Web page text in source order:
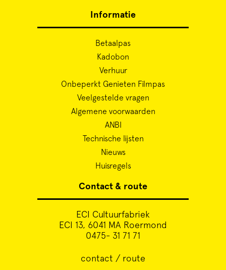
Informatie
Betaalpas
Kadobon
Verhuur
Onbeperkt Genieten Filmpas
Veelgestelde vragen
Algemene voorwaarden
ANBI
Technische lijsten
Nieuws
Huisregels
Contact & route
ECI Cultuurfabriek
ECI 13, 6041 MA Roermond
0475- 31 71 71
contact / route